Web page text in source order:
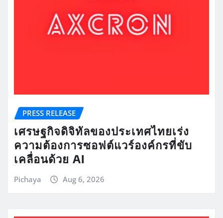
PRESS RELEASE
เศรษฐกิจดิจิทัลของประเทศไทยเร่ง
ความต้องการซอฟต์แวร์องค์กรที่ขับ
เคลื่อนด้วย AI
Pichaya Aug 6, 2026